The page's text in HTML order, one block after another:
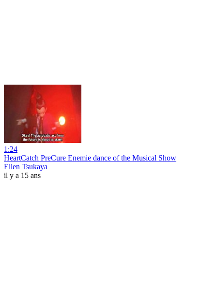
1:24
HeartCatch PreCure Enemie dance of the Musical Show
Ellen Tsukaya
il y a 15 ans